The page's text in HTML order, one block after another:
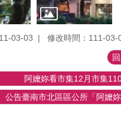
03-03 修改時間：111-03-
阿嬤妳看市集12月市集
公告臺南市北區區公所「阿嬤妳